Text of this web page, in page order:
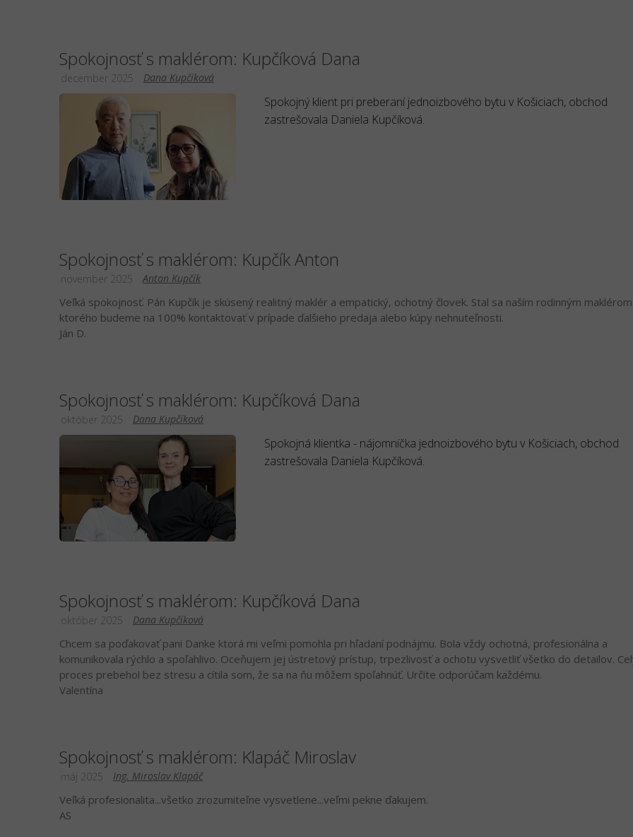
Spokojnosť s maklérom: Kupčíková Dana
Dana Kupčíková
december 2025
Spokojný klient pri preberaní jednoizbového bytu v Košiciach, obchod
zastrešovala Daniela Kupčíková.
Spokojnosť s maklérom: Kupčík Anton
Anton Kupčík
november 2025
Veľká spokojnosť. Pán Kupčík je skúsený realitný maklér a empatický, ochotný človek. Stal sa naším rodinným
ktorého budeme na 100% kontaktovať v prípade ďalšieho predaja alebo kúpy nehnuteľnosti.
Ján D.
Spokojnosť s maklérom: Kupčíková Dana
Dana Kupčíková
október 2025
Spokojná klientka - nájomníčka jednoizbového bytu v Košiciach, obchod
zastrešovala Daniela Kupčíková.
Spokojnosť s maklérom: Kupčíková Dana
Dana Kupčíková
október 2025
Chcem sa poďakovať pani Danke ktorá mi veľmi pomohla pri hľadaní podnájmu. Bola vždy ochotná, profesionálna a
komunikovala rýchlo a spoľahlivo. Oceňujem jej ústretový prístup, trpezlivosť a ochotu vysvetliť všetko do detailov.
proces prebehol bez stresu a cítila som, že sa na ňu môžem spoľahnúť. Určite odporúčam každému.
Valentína
Spokojnosť s maklérom: Klapáč Miroslav
Ing. Miroslav Klapáč
máj 2025
Veľká profesionalita...všetko zrozumiteľne vysvetlene...veľmi pekne ďakujem.
AS